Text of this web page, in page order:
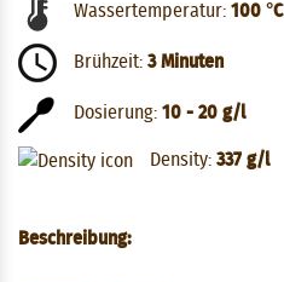
Wassertemperatur: 100 °C
Brühzeit: 3 Minuten
Dosierung: 10 - 20 g/l
Density: 337 g/l
Beschreibung: